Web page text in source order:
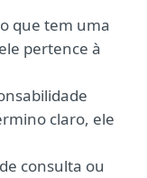
que tem uma
pertence à
claro, ele
consulta ou